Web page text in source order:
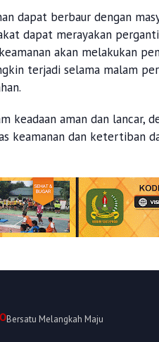
dapat berbaur dengan
dapat merayakan
akan melakukan
terjadi selama malam
keadaan aman dan lancar,
keamanan dan ketertiban
Bersatu Melangkah Maju